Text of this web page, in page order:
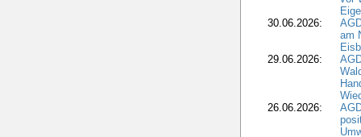
30.06.2026:
am
29.06.2026:
26.06.2026: